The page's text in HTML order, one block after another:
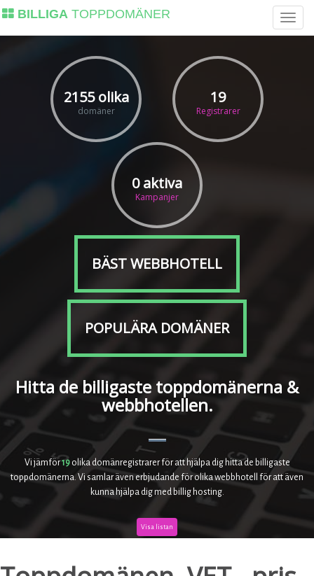
BILLIGA TOPPDOMÄNER
2155 olika
domäner
19
Registrarer
0 aktiva
Kampanjer
BÄST WEBBHOTELL
POPULÄRA DOMÄNER
Hitta de billigaste toppdomänerna &
webbhotellen.
Vi jämför19olika domänregistrarer för att hjälpa dig hitta de billigaste
toppdomänerna. Vi samlar även erbjudande för olika webbhotell för att även
kunna hjälpa dig med billig hosting.
Visa listan